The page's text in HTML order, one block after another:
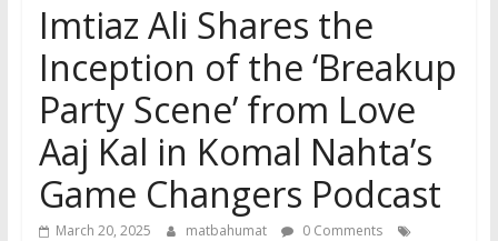
Imtiaz Ali Shares the
Inception of the ‘Breakup
Party Scene’ from Love
Aaj Kal in Komal Nahta’s
Game Changers Podcast
March 20, 2025 matbahumat
0 Comments